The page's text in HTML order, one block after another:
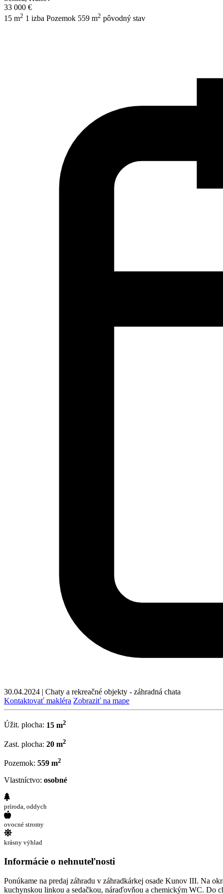
33 000 €
15 m2 1 izba Pozemok 559 m2 pôvodný stav
30.04.2024 | Chaty a rekreačné objekty - záhradná chata
Kontaktovať makléra Zobraziť na mape
Úžit. plocha: 15 m2
Zast. plocha: 20 m2
Pozemok: 559 m2
Vlastníctvo: osobné
príroda, oddych
ovocné stromy
krásny výhlad
Informácie o nehnuteľnosti
Ponúkame na predaj záhradu v záhradkárkej osade Kunov III. Na
kuchynskou linkou a sedačkou, náraďovňou a chemickým WC. Do